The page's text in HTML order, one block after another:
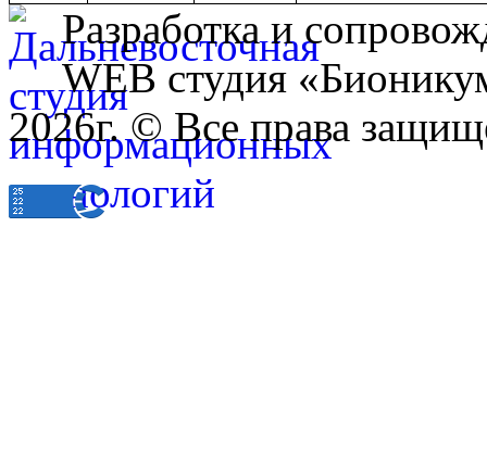
Разработка и
WEB студия
2026г. © Все права